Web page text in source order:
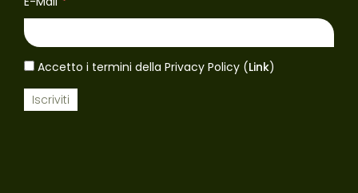
Accetto i termini della Privacy Policy (Link)